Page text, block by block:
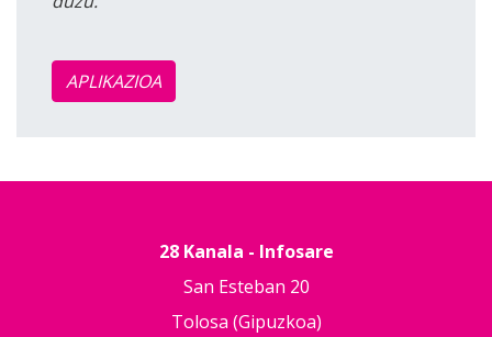
APLIKAZIOA
28 Kanala - Infosare
San Esteban 20
Tolosa (Gipuzkoa)